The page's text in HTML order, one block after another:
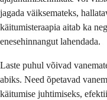
jagada väiksemateks,
käitumisteraapia aitab ka
enesehinnangut lahendada.
Laste puhul võivad
abiks. Need õpetavad
käitumise juhtimiseks,